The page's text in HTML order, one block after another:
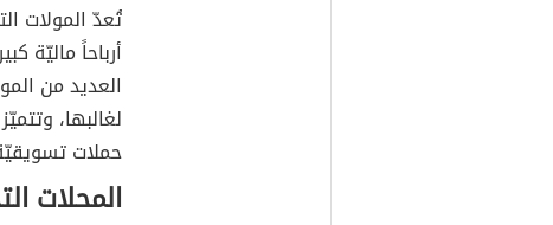
تُعدّ المولات
أرباحاً ماليّة
العديد من
لغالبها،
حملات
المحلات